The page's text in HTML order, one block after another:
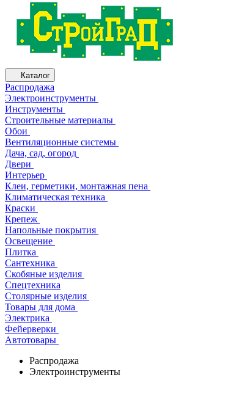
Каталог
Распродажа
Электроинструменты
Инструменты
Строительные материалы
Обои
Вентиляционные системы
Дача, сад, огород
Двери
Интерьер
Клеи, герметики, монтажная пена
Климатическая техника
Краски
Крепеж
Напольные покрытия
Освещение
Плитка
Сантехника
Скобяные изделия
Спецтехника
Столярные изделия
Товары для дома
Электрика
Фейерверки
Автотовары
Распродажа
Электроинструменты